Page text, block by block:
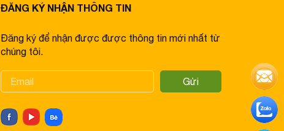
ĐĂNG KÝ NHẬN THÔNG TIN
Đăng ký để nhận được được thông tin mới nhất từ
chúng tôi.